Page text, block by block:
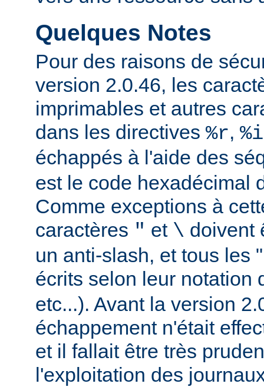
Quelques Notes
Pour des raisons de
version 2.0.46, les
imprimables et autres
dans les directives %r, %i
échappés à l'aide des
est le code hexadécimal
Comme exceptions à
caractères " et \ doivent
un anti-slash, et tous les
écrits selon leur notation
etc...). Avant la version
échappement n'était
et il fallait être très
l'exploitation des